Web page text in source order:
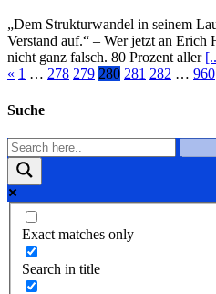
„Dem Strukturwandel in seinem
Verstand auf.“ – Wer jetzt an Erich
nicht ganz falsch. 80 Prozent aller
« 1 … 278 279 280 281 282 … 960
Suche
Exact matches only
Search in title